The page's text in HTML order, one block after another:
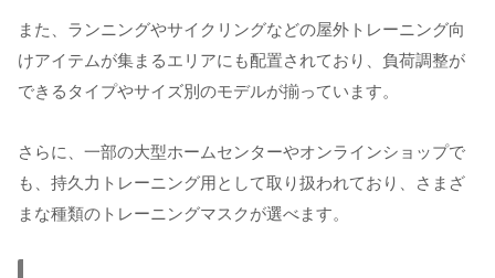
また、ランニングやサイクリングなどの屋外トレーニング向
けアイテムが集まるエリアにも配置されており、負荷調整が
できるタイプやサイズ別のモデルが揃っています。
さらに、一部の大型ホームセンターやオンラインショップで
も、持久力トレーニング用として取り扱われており、さまざ
まな種類のトレーニングマスクが選べます。